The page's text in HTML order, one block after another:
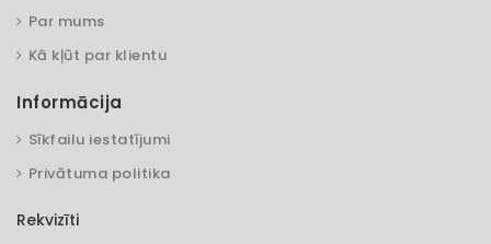
Par mums
Kā kļūt par klientu
Informācija
Sīkfailu iestatījumi
Privātuma politika
Rekvizīti